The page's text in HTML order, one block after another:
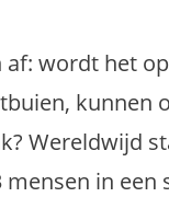
wordt het
kunnen
Wereldwijd
in een